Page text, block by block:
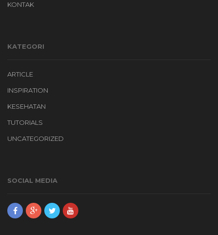
KONTAK
KATEGORI
ARTICLE
INSPIRATION
KESEHATAN
TUTORIALS
UNCATEGORIZED
SOCIAL MEDIA